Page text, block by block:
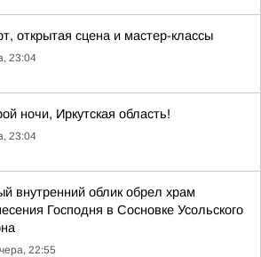
открытая сцена и мастер-классы
23:04
ночи, Иркутская область!
23:04
внутренний облик обрел храм
Господня в Сосновке Усольского
22:55